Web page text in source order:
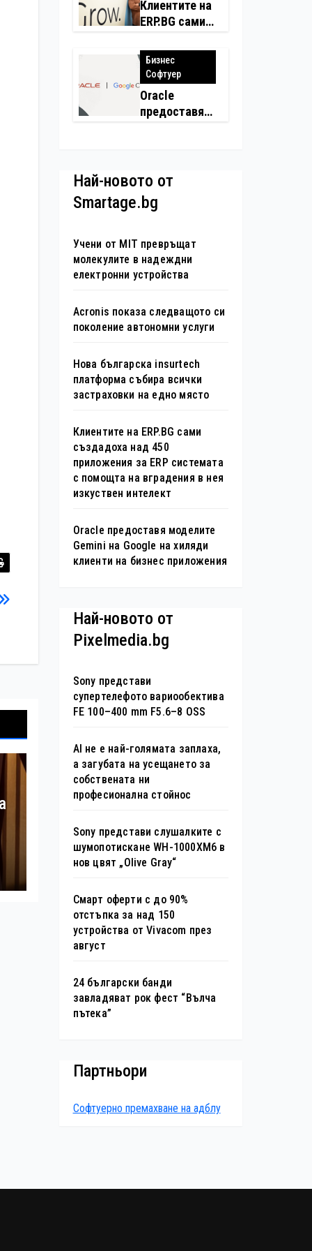
застраховки
на едно
Клиентите на
ERP.BG сами
над 450
приложения
за ERP
системата с
помощта на
Бизнес
Софтуер
Oracle
предоставя
хиляди
клиенти на
бизнес
Най-новото от
Smartage.bg
Учени от MIT превръщат
молекулите в надеждни
електронни устройства
Acronis показа следващото си
поколение автономни услуги
Нова българска insurtech
платформа събира всички
застраховки на едно място
Клиентите на ERP.BG сами
създадоха над 450
приложения за ERP системата
с помощта на вградения в нея
изкуствен интелект
Oracle предоставя моделите
Gemini на Google на хиляди
клиенти на бизнес приложения
Най-новото от
Pixelmedia.bg
Sony представи
супертелефото вариообектива
FE 100–400 mm F5.6–8 OSS
AI не е най-голямата заплаха,
а загубата на усещането за
собствената ни
професионална стойнос
Sony представи слушалките с
шумопотискане WH-1000XM6 в
нов цвят „Olive Gray“
Смарт оферти с до 90%
отстъпка за над 150
устройства от Vivacom през
август
24 български банди
завладяват рок фест “Вълча
пътека”
Партньори
Софтуерно премахване на адблу